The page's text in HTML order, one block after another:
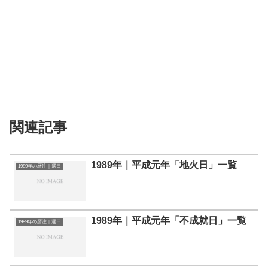
関連記事
1989年の暦注｜選日 1989年｜平成元年「地火日」一覧
1989年の暦注｜選日 1989年｜平成元年「不成就日」一覧